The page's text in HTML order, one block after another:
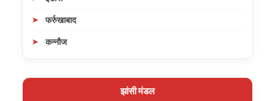
फर्रुखाबाद
कन्नौज
झांसी मंडल